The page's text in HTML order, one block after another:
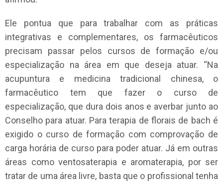
Ele pontua que para trabalhar com as práticas
integrativas e complementares, os farmacêuticos
precisam passar pelos cursos de formação e/ou
especialização na área em que deseja atuar. “Na
acupuntura e medicina tradicional chinesa, o
farmacêutico tem que fazer o curso de
especialização, que dura dois anos e averbar junto ao
Conselho para atuar. Para terapia de florais de bach é
exigido o curso de formação com comprovação de
carga horária de curso para poder atuar. Já em outras
áreas como ventosaterapia e aromaterapia, por ser
tratar de uma área livre, basta que o profissional tenha